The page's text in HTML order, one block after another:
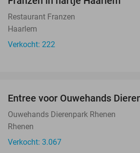
Restaurant Franzen
Haarlem
Verkocht: 222
Entree voor Ouwehands
Ouwehands Dierenpark Rhenen
Rhenen
Verkocht: 3.067